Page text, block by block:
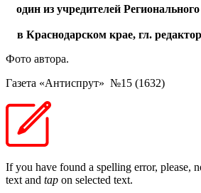
один из учредителей
в Краснодарском крае, гл.
Фото автора.
Газета «Антиспрут» №15 (1632)
If you have found a spelling error, please,
text and tap on selected text.